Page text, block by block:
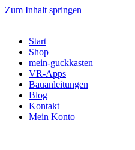
Zum Inhalt springen
Start
Shop
mein-guckkasten
VR-Apps
Bauanleitungen
Blog
Kontakt
Mein Konto